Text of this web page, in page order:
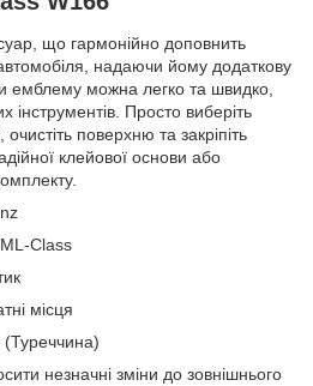
що гармонійно доповнить
надаючи йому додаткову
емблему можна легко та швидко,
інструментів. Просто виберіть
очистіть поверхню та закріпіть
клейової основи або
Class
місця
незначні зміни до зовнішнього